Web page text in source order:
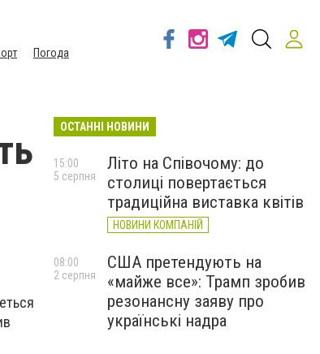
Погода
ОСТАННІ НОВИНИ
Літо на Співочому: до
столиці повертається
традиційна виставка квітів
НОВИНИ КОМПАНІЙ
15:00
5 серпня
США претендують на
«майже все»: Трамп зробив
резонансну заяву про
українські надра
08:00
2 серпня